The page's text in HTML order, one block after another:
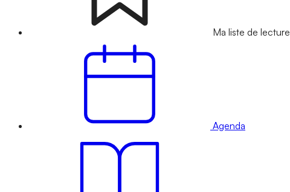
Ma liste de lecture
Agenda